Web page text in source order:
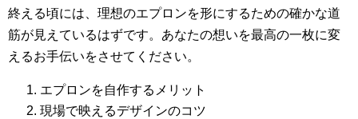
終える頃には、理想のエプロンを形にするための確かな道
筋が見えているはずです。あなたの想いを最高の一枚に変
えるお手伝いをさせてください。
エプロンを自作するメリット
現場で映えるデザインのコツ